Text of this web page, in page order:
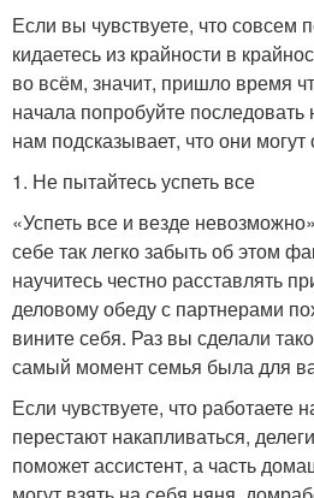
Если вы чувствуете, что совсем
кидаетесь из крайности в
во всём, значит, пришло время
начала попробуйте
нам подсказывает, что они
1. Не пытайтесь успеть все
«Успеть все и везде
себе так легко забыть об этом
научитесь честно расставлять
деловому обеду с партнерами
вините себя. Раз вы сделали
самый момент семья была для
Если чувствуете, что работаете
перестают накапливаться,
поможет ассистент, а часть